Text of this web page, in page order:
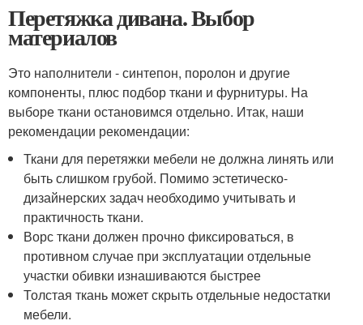
Перетяжка дивана. Выбор
материалов
Это наполнители - синтепон, поролон и другие
компоненты, плюс подбор ткани и фурнитуры. На
выборе ткани остановимся отдельно. Итак, наши
рекомендации рекомендации:
Ткани для перетяжки мебели не должна линять или
быть слишком грубой. Помимо эстетическо-
дизайнерских задач необходимо учитывать и
практичность ткани.
Ворс ткани должен прочно фиксироваться, в
противном случае при эксплуатации отдельные
участки обивки изнашиваются быстрее
Толстая ткань может скрыть отдельные недостатки
мебели.